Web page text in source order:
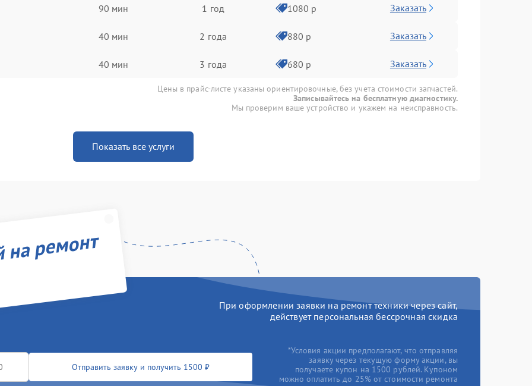
90 мин 1 год 1080 р Заказать
40 мин 2 года 880 р Заказать
40 мин 3 года 680 р Заказать
Цены в прайс-листе указаны ориентировочные, без учета стоимости запчастей.
Записывайтесь на бесплатную диагностику.
Мы проверим ваше устройство и укажем на неисправность.
Показать все услуги
ремонт
При оформлении заявки на ремонт техники через сайт,
действует персональная бессрочная скидка
Отправить заявку и получить 1500 ₽
*Условия акции предполагают, что отправляя
заявку через текущую форму акции, вы
получаете купон на 1500 рублей. Купоном
можно оплатить до 25% от стоимости ремонта